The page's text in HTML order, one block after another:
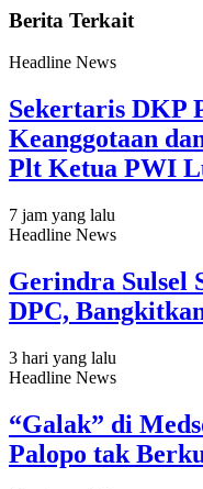
Berita Terkait
Headline News
Sekertaris DKP
Keanggotaan
Plt Ketua PWI
7 jam yang lalu
Headline News
Gerindra Sulsel
DPC,
3 hari yang lalu
Headline News
“Galak” di
Palopo tak